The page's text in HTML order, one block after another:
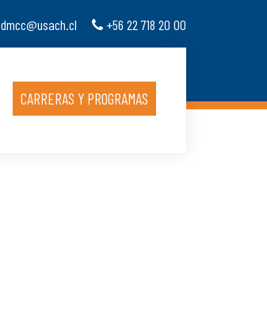
dmcc@usach.cl +56 22 718 20 00
CARRERAS Y PROGRAMAS